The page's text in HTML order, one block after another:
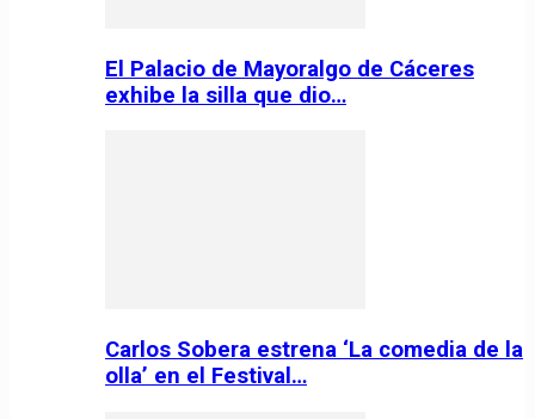
El Palacio de Mayoralgo de Cáceres
exhibe la silla que dio…
Carlos Sobera estrena ‘La comedia de la
olla’ en el Festival…